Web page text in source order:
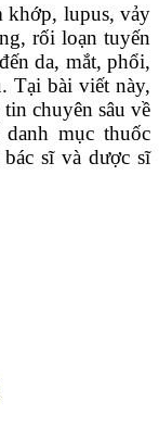
khớp, lupus, vảy
rối loạn tuyến
da, mắt, phổi,
. Tại bài viết này,
chuyên sâu về
mục thuốc
sĩ và dược sĩ